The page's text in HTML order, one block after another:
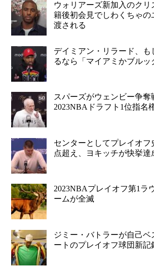
ウォリアーズ新加入のクリ
籍後初会見でしわくちゃの
渡される
デイミアン・リラード、も
るなら「マイアミかブルッ
スパーズがウェンビー争奪
2023NBAドラフト1位指名
センターとしてプレイオフ
点超え、ヨキッチが快挙達
2023NBAプレイオフ第1ラ
ームが全滅
ジミー・バトラーが自己ベ
ートのプレイオフ球団新記